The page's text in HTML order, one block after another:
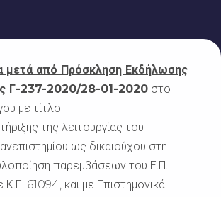
μετά από Πρόσκληση Εκδήλωσης
Γ-237-2020/28-01-2020 στο
με τίτλο:
της λειτουργίας του
ως δικαιούχου στη
υλοποίηση παρεμβάσεων του Ε.Π.
61094, και με Επιστημονικά